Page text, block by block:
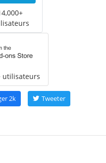
utilisateurs
2k Tweeter